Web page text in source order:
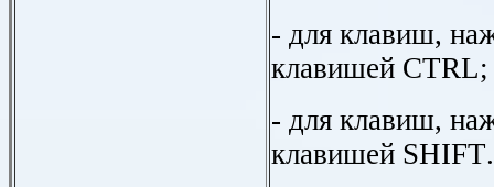
- для клавиш,
клавишей CTRL;
- для клавиш,
клавишей SHIFT.